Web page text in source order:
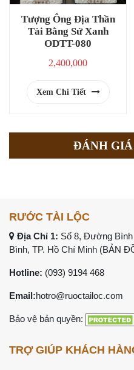
Tượng Ông Địa Thần
Tài Bằng Sứ Xanh
ODTT-080
2,400,000
Xem Chi Tiết
ĐÁNH
RƯỚC TÀI LỘC
Địa Chỉ 1: Số 8, Đường
Bình, TP. Hồ Chí Minh (BẢN
Hotline: (093) 9194 468
Email:hotro@ruoctailoc.com
Bảo vệ bản quyền:
TRỢ GIÚP KHÁCH